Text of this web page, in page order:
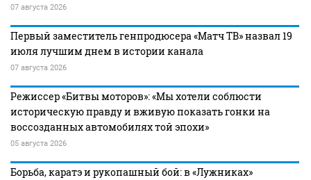
07 августа 2026
Первый заместитель генпродюсера «Матч ТВ» назвал 19
июля лучшим днем в истории канала
07 августа 2026
Режиссер «Битвы моторов»: «Мы хотели соблюсти
историческую правду и вживую показать гонки на
воссозданных автомобилях той эпохи»
05 августа 2026
Борьба, каратэ и рукопашный бой: в «Лужниках»